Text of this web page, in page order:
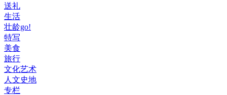
送礼
生活
壮龄go!
特写
美食
旅行
文化艺术
人文史地
专栏